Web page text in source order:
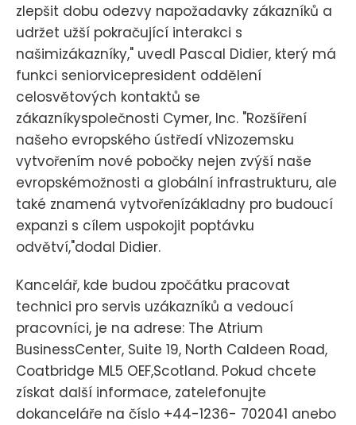
zlepšit dobu odezvy napožadavky zákazníků a
udržet užší pokračující interakci s
našimizákazníky," uvedl Pascal Didier, který má
funkci seniorvicepresident oddělení
celosvětových kontaktů se
zákazníkyspolečnosti Cymer, Inc. "Rozšíření
našeho evropského ústředí vNizozemsku
vytvořením nové pobočky nejen zvýší naše
evropskémožnosti a globální infrastrukturu, ale
také znamená vytvořenízákladny pro budoucí
expanzi s cílem uspokojit poptávku
odvětví,"dodal Didier.
Kancelář, kde budou zpočátku pracovat
technici pro servis uzákazníků a vedoucí
pracovníci, je na adrese: The Atrium
BusinessCenter, Suite 19, North Caldeen Road,
Coatbridge ML5 OEF,Scotland. Pokud chcete
získat další informace, zatelefonujte
dokanceláře na číslo +44-1236- 702041 anebo